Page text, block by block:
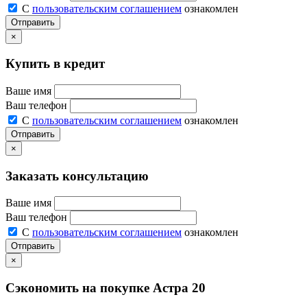
С пользовательским соглашением ознакомлен
Отправить
×
Купить в кредит
Ваше имя
Ваш телефон
С пользовательским соглашением ознакомлен
Отправить
×
Заказать консультацию
Ваше имя
Ваш телефон
С пользовательским соглашением ознакомлен
Отправить
×
Сэкономить на покупке Астра 20